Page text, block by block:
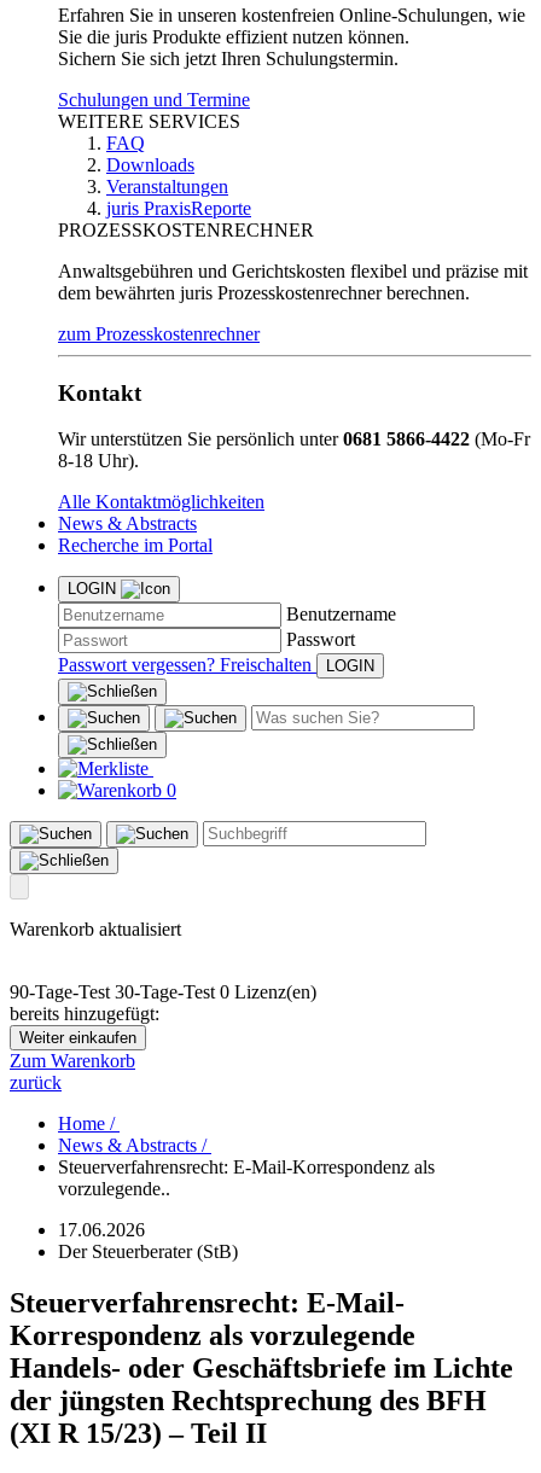
Erfahren Sie in unseren kostenfreien Online-Schulungen, wie
Sie die juris Produkte effizient nutzen können.
Sichern Sie sich jetzt Ihren Schulungstermin.
Schulungen und Termine
WEITERE SERVICES
FAQ
Downloads
Veranstaltungen
juris PraxisReporte
PROZESSKOSTENRECHNER
Anwaltsgebühren und Gerichtskosten flexibel und präzise mit
dem bewährten juris Prozesskostenrechner berechnen.
zum Prozesskostenrechner
Kontakt
Wir unterstützen Sie persönlich unter0681 5866-4422 (Mo-Fr
8-18 Uhr).
Alle Kontaktmöglichkeiten
News & Abstracts
Recherche im Portal
LOGIN
Benutzername
Passwort
Passwort vergessen? Freischalten
0
Warenkorb aktualisiert
90-Tage-Test 30-Tage-Test 0 Lizenz(en)
bereits hinzugefügt:
Weiter einkaufen
Zum Warenkorb
zurück
Home /
News & Abstracts /
Steuerverfahrensrecht: E-Mail-Korrespondenz als
vorzulegende..
17.06.2026
Der Steuerberater (StB)
Steuerverfahrensrecht: E-Mail-
Korrespondenz als vorzulegende
Handels- oder Geschäftsbriefe im Lichte
der jüngsten Rechtsprechung des BFH
(XI R 15/23) – Teil II